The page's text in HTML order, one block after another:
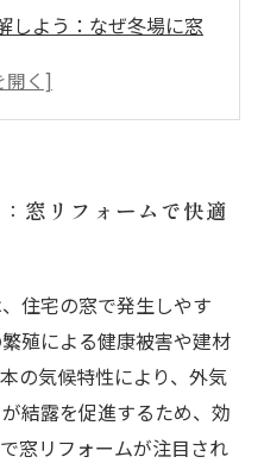
しよう：なぜ冬場に窓
層ガラスと樹脂サッシ
露を根本から防ぎ、
法
一般的な失敗例と成功
な窓リフォームで冬
手に入れよう
窓リフォームで快適
住宅の窓で発生しやす
殖による健康被害や建材
の気候特性により、外気
結露を促進するため、効
窓リフォームが注目され